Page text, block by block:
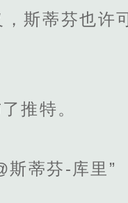
斯蒂芬也许
推特。
蒂芬-库里”